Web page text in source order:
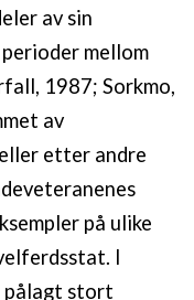
av sin
mellom
1987; Sorkmo,
av
etter andre
på ulike
I
pålagt stort